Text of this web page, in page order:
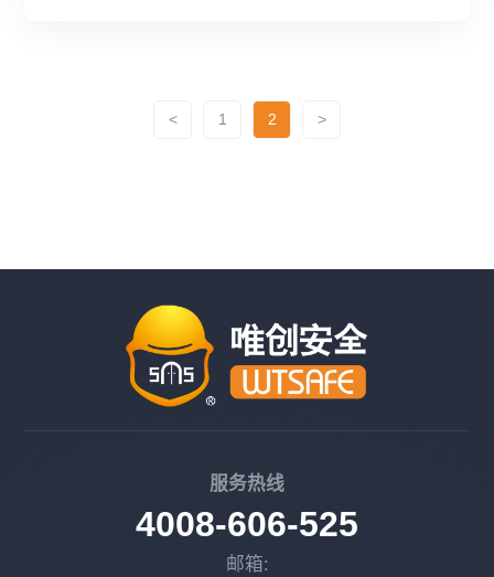
< 1 2 >
服务热线
4008-606-525
邮箱: